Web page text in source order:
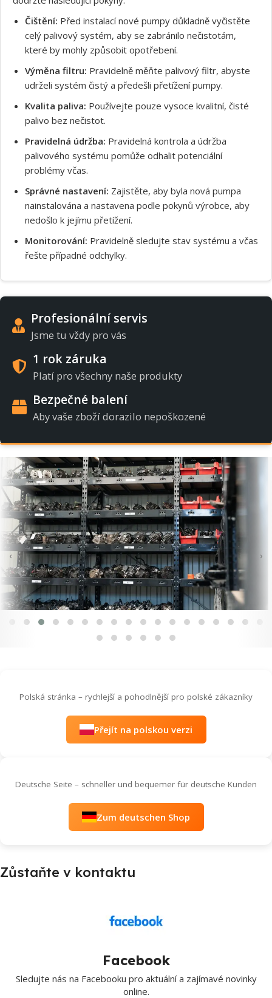
Čištění: Před instalací nové pumpy důkladně vyčistěte
celý palivový systém, aby se zabránilo nečistotám,
které by mohly způsobit opotřebení.
Výměna filtru: Pravidelně měňte palivový filtr, abyste
udrželi systém čistý a předešli přetížení pumpy.
Kvalita paliva: Používejte pouze vysoce kvalitní, čisté
palivo bez nečistot.
Pravidelná údržba: Pravidelná kontrola a údržba
palivového systému pomůže odhalit potenciální
problémy včas.
Správné nastavení: Zajistěte, aby byla nová pumpa
nainstalována a nastavena podle pokynů výrobce, aby
nedošlo k jejímu přetížení.
Monitorování: Pravidelně sledujte stav systému a včas
řešte případné odchylky.
Profesionální servis
Jsme tu vždy pro vás
1 rok záruka
Platí pro všechny naše produkty
Bezpečné balení
Aby vaše zboží dorazilo nepoškozené
‹ ›
Polská stránka – rychlejší a pohodlnější pro polské zákazníky
Přejít na polskou verzi
Deutsche Seite – schneller und bequemer für deutsche Kunden
Zum deutschen Shop
Zůstaňte v kontaktu
Facebook
Sledujte nás na Facebooku pro aktuální a zajímavé novinky
online.